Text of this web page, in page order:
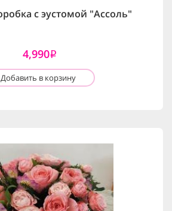
с эустомой "Ассоль"
4,990i
Добавить в корзину